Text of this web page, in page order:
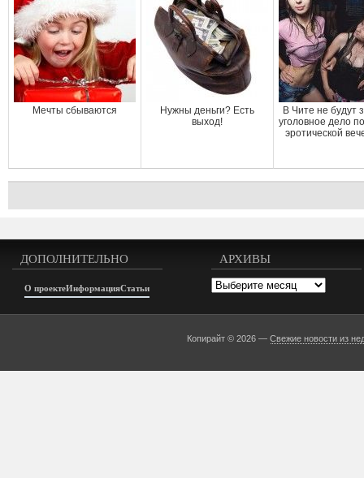
Мечты сбываются
Нужны деньги? Есть
выход!
В Чите не будут
уголовное дело
эротической
ДОПОЛНИТЕЛЬНО
О проектеИнформацияСтатьи
АРХИВЫ
Архивы
Копирайт © 2026 —Свежие новости из